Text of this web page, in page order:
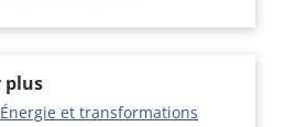
plus
et transformations